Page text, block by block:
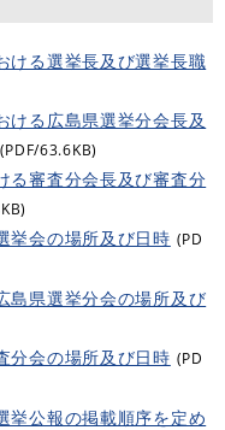
ける選挙長及び選挙長職
ける広島県選挙分会長及
(PDF/63.6KB)
る審査分会長及び審査分
挙会の場所及び日時 (PD
島県選挙分会の場所及び
分会の場所及び日時 (PD
挙公報の掲載順序を定め